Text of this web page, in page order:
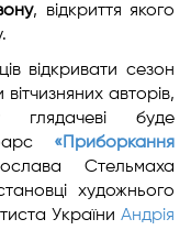
, відкриття якого
відкривати сезон
авторів,
глядачеві буде
«Приборкання
Стельмаха
художнього
України Андрія